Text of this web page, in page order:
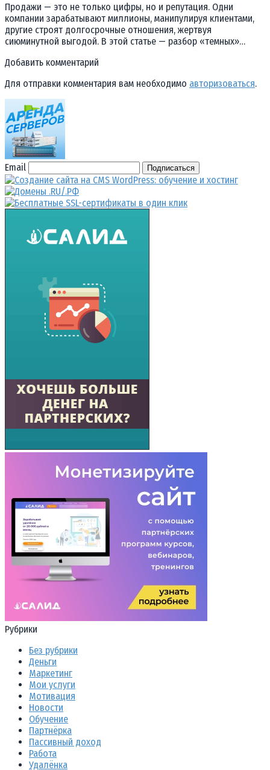
Продажи — это не только цифры, но и репутация. Одни
компании зарабатывают миллионы, манипулируя клиентами,
другие строят долгосрочные отношения, жертвуя
сиюминутной выгодой. В этой статье — разбор «темных»…
Добавить комментарий
Для отправки комментария вам необходимо авторизоваться.
Email Подписаться
Рубрики
Без рубрики
Деньги
Маркетинг
Мои услуги
Мотивация
Новости
Обучение
Партнёрка
Пассивный доход
Работа
Удалёнка